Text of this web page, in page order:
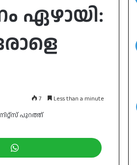
ഏഴായി:
7 Less than a minute